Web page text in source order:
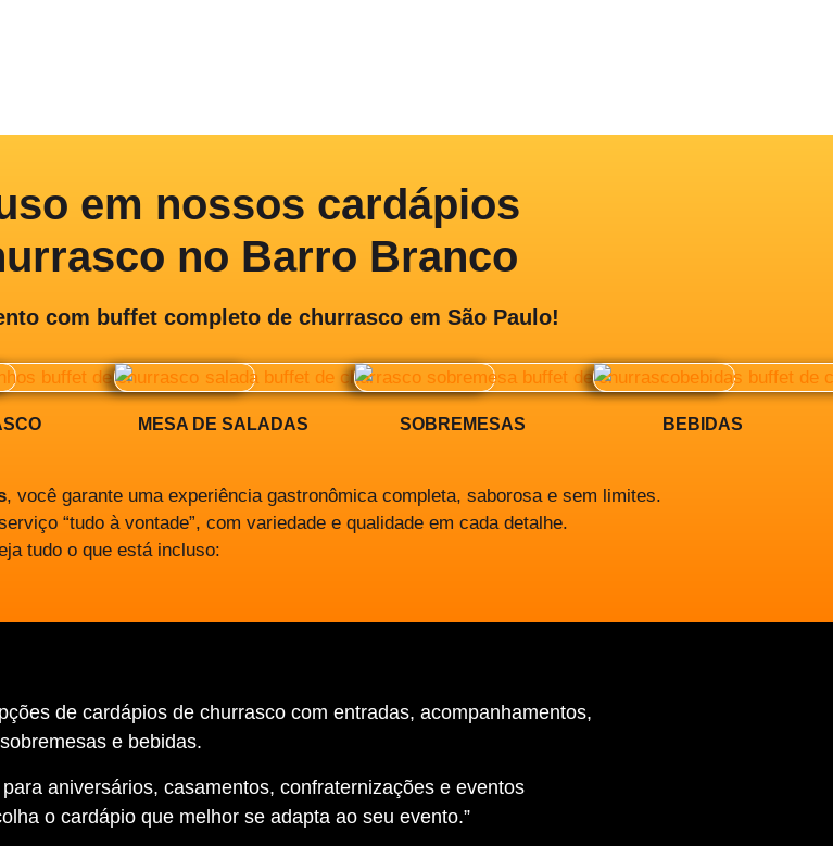
em nossos cardápios
no Barro Branco
com buffet completo de churrasco em São Paulo!
MESA DE SALADAS SOBREMESAS BEBIDAS
, você garante uma experiência gastronômica completa, saborosa e sem limites.
“tudo à vontade”, com variedade e qualidade em cada detalhe.
tudo o que está incluso:
de cardápios de churrasco com entradas, acompanhamentos,
e bebidas.
aniversários, casamentos, confraternizações e eventos
o cardápio que melhor se adapta ao seu evento.”